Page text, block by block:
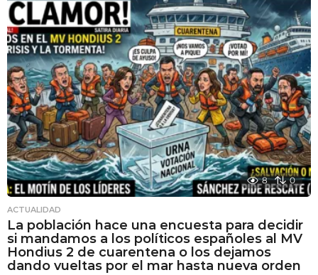
8 0
ACTUALIDAD
La población hace una encuesta para decidir
si mandamos a los políticos españoles al MV
Hondius 2 de cuarentena o los dejamos
dando vueltas por el mar hasta nueva orden